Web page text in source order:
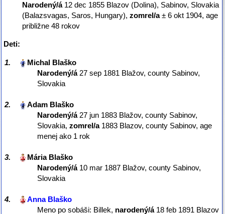
Narodený/á‎12 dec 1855 Blazov (Dolina), Sabinov, Slovakia
(Balazsvagas, Saros, Hungary), zomrel/a‎± 6 okt 1904‎, age
približne 48 rokov
Deti:
1.
Narodený/á‎27 sep 1881 Blažov, county Sabinov,
Slovakia‎
2.
Narodený/á‎27 jun 1883 Blažov, county Sabinov,
Slovakia, zomrel/a‎1883 Blazov, county Sabinov‎, age
menej ako 1 rok
3.
Narodený/á‎10 mar 1887 Blažov, county Sabinov,
Slovakia‎
4.
Meno po sobáši: Billek, narodený/á‎18 feb 1891 Blazov